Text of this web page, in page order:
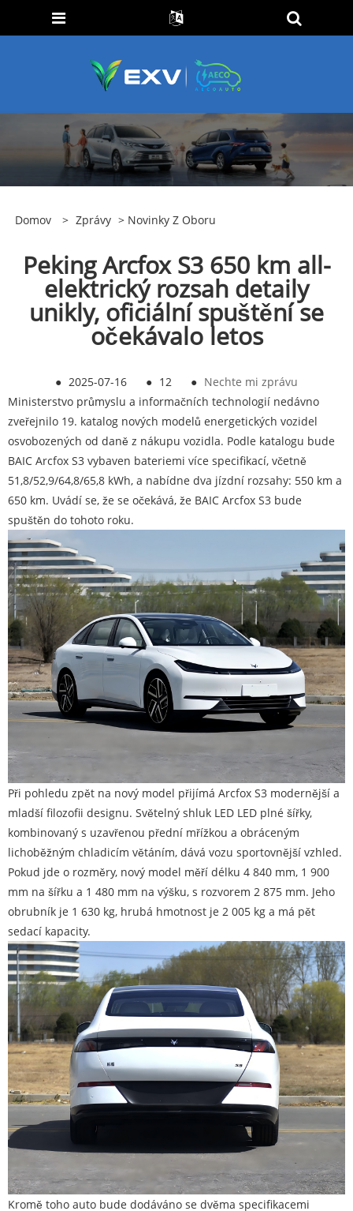
Domov > Zprávy > Novinky Z Oboru
Peking Arcfox S3 650 km all-
elektrický rozsah detaily
unikly, oficiální spuštění se
očekávalo letos
● 2025-07-16 ● 12 ● Nechte mi zprávu
Ministerstvo průmyslu a informačních technologií nedávno
zveřejnilo 19. katalog nových modelů energetických vozidel
osvobozených od daně z nákupu vozidla. Podle katalogu bude
BAIC Arcfox S3 vybaven bateriemi více specifikací, včetně
51,8/52,9/64,8/65,8 kWh, a nabídne dva jízdní rozsahy: 550 km a
650 km. Uvádí se, že se očekává, že BAIC Arcfox S3 bude
spuštěn do tohoto roku.
Při pohledu zpět na nový model přijímá Arcfox S3 modernější a
mladší filozofii designu. Světelný shluk LED LED plné šířky,
kombinovaný s uzavřenou přední mřížkou a obráceným
lichoběžným chladicím větáním, dává vozu sportovnější vzhled.
Pokud jde o rozměry, nový model měří délku 4 840 mm, 1 900
mm na šířku a 1 480 mm na výšku, s rozvorem 2 875 mm. Jeho
obrubník je 1 630 kg, hrubá hmotnost je 2 005 kg a má pět
sedací kapacity.
Kromě toho auto bude dodáváno se dvěma specifikacemi